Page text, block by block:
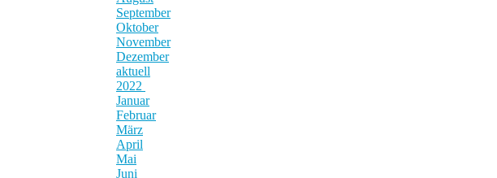
September
Oktober
November
Dezember
aktuell
2022
Januar
Februar
März
April
Mai
Juni